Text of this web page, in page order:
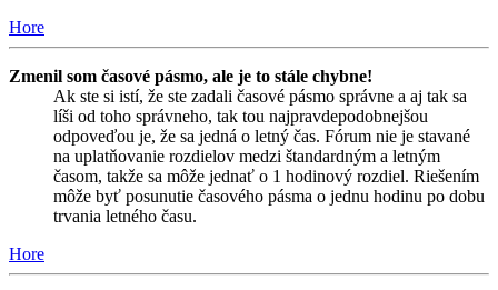
Hore
Zmenil som časové pásmo, ale je to stále chybne!
Ak ste si istí, že ste zadali časové pásmo správne a aj tak sa
líši od toho správneho, tak tou najpravdepodobnejšou
odpoveďou je, že sa jedná o letný čas. Fórum nie je stavané
na uplatňovanie rozdielov medzi štandardným a letným
časom, takže sa môže jednať o 1 hodinový rozdiel. Riešením
môže byť posunutie časového pásma o jednu hodinu po dobu
trvania letného času.
Hore